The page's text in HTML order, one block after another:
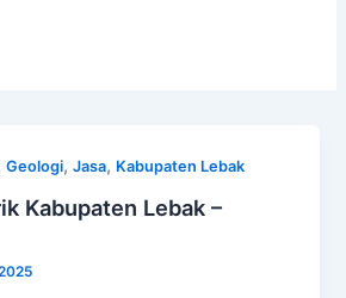
Geologi,Jasa, Kabupaten Lebak
Kabupaten Lebak –